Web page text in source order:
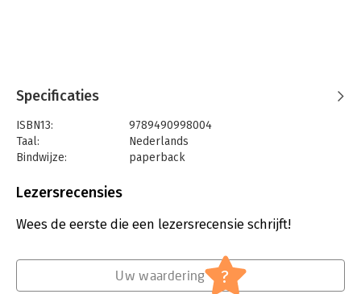
Specificaties
ISBN13:
9789490998004
Taal:
Nederlands
Bindwijze:
paperback
Druk:
Lezersrecensies
Wees de eerste die een lezersrecensie schrijft!
Uw waardering ?